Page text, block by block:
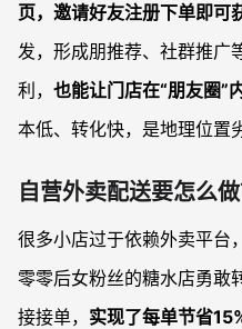
页，邀请好友注册下单即可
发，形成朋推荐、社群推广
利， 也能让门店在“朋友圈”
本低、转化快，是地理位置
自营外卖配送要怎么
很多小店过于依赖外卖平台，
零零后女粉丝的糖水店勇敢
接接单， 实现了每单节省